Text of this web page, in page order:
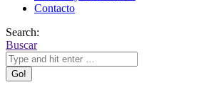
Contacto
Search:
Buscar